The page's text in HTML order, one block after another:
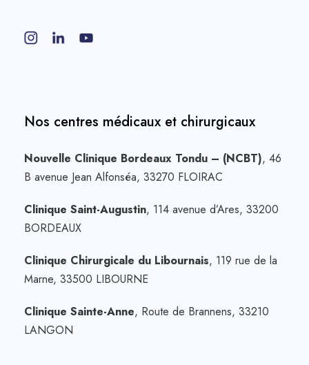
Nos centres médicaux et chirurgicaux
Nouvelle Clinique Bordeaux Tondu – (NCBT), 46
B avenue Jean Alfonséa, 33270 FLOIRAC
Clinique Saint-Augustin, 114 avenue d’Ares, 33200
BORDEAUX
Clinique Chirurgicale du Libournais, 119 rue de la
Marne, 33500 LIBOURNE
Clinique Sainte-Anne, Route de Brannens, 33210
LANGON